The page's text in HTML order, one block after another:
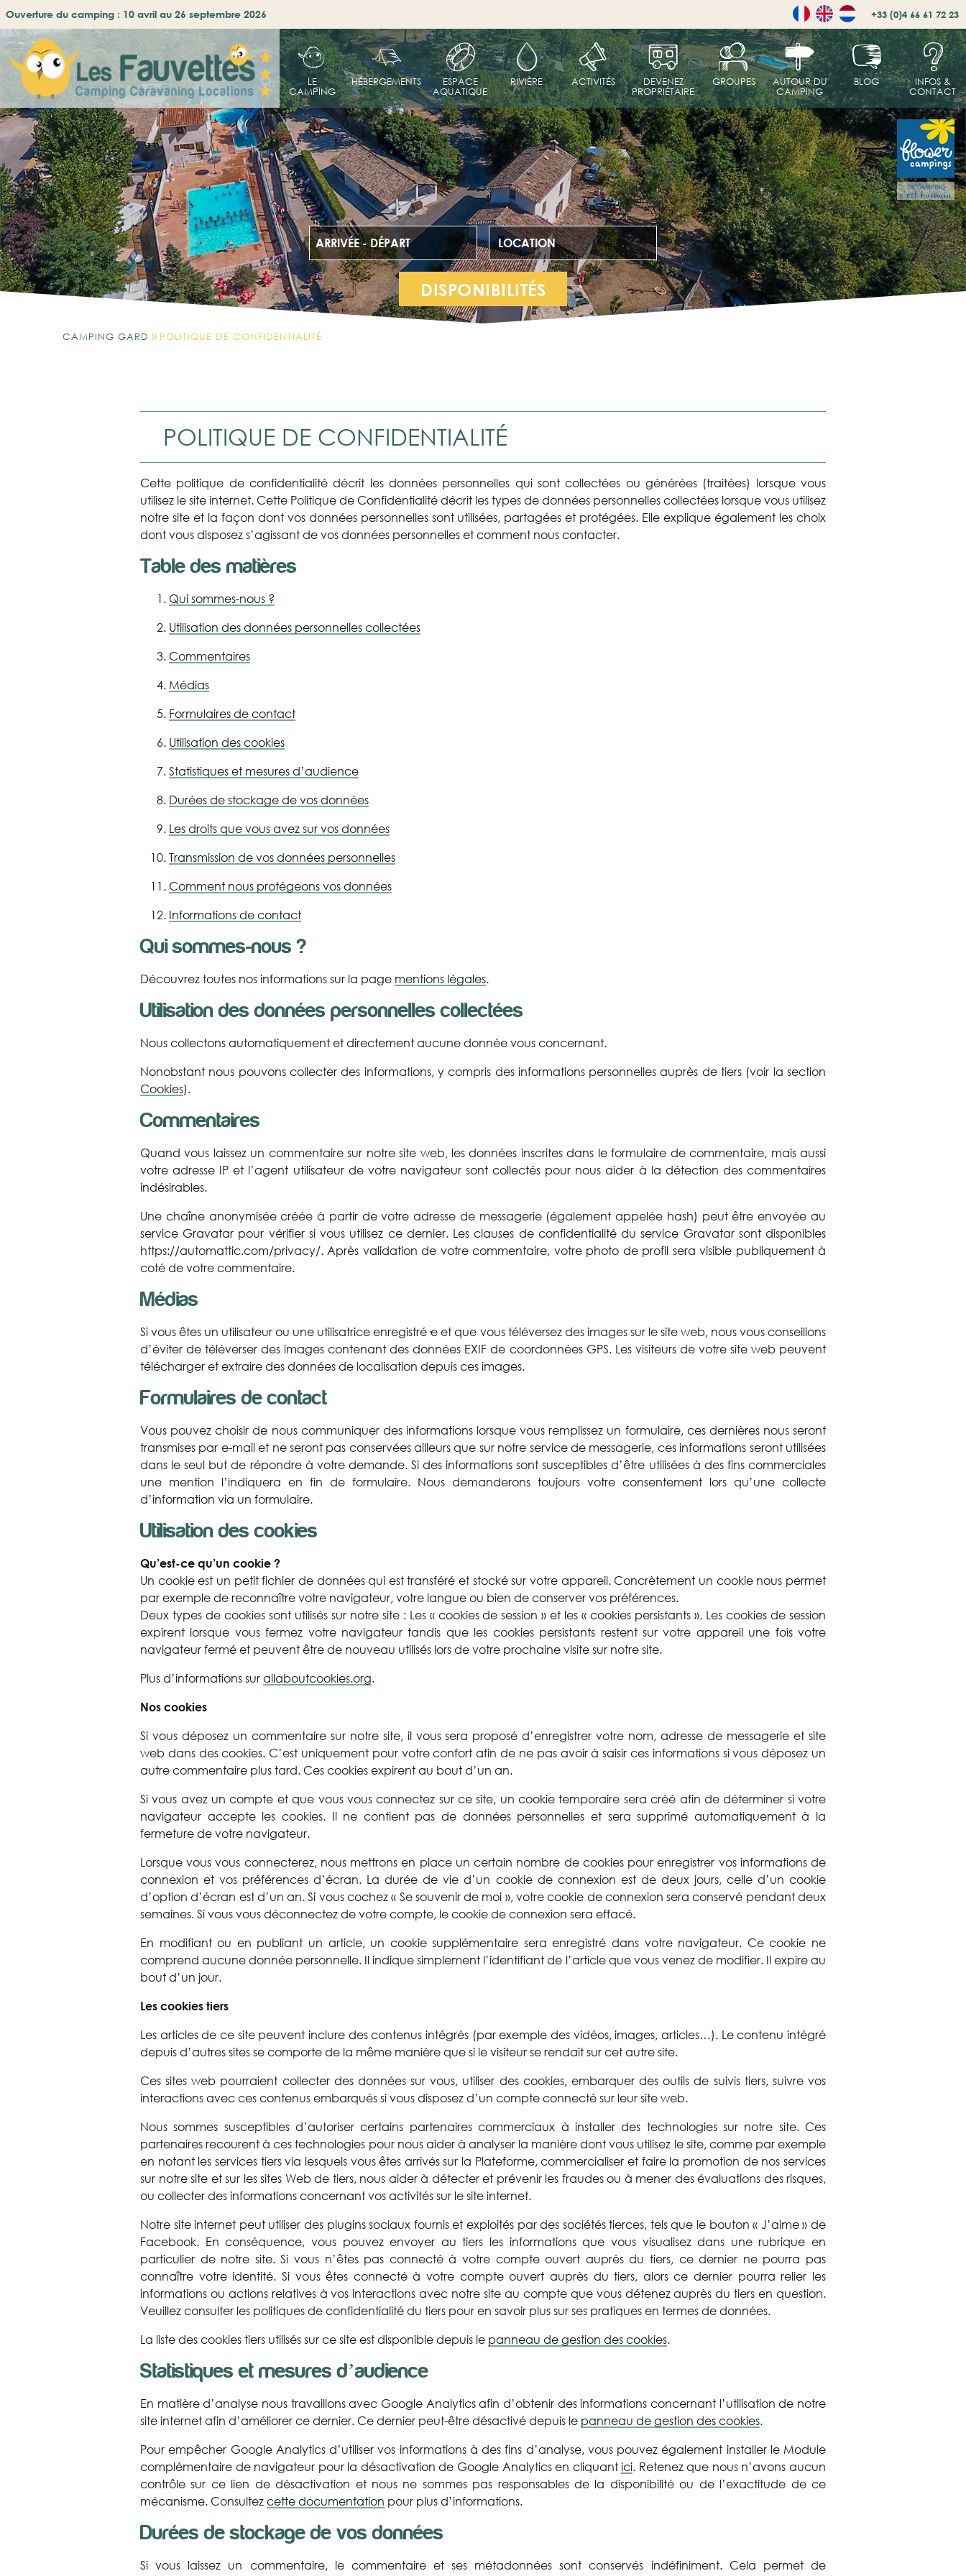
Ouverture du camping : 10 avril au 26 septembre 2026 +33 (0)4 66 61 72 23
LE
CAMPING
HÉBERGEMENTS
ESPACE
AQUATIQUE
RIVIÈRE ACTIVITÉS
DEVENEZ
PROPRIÉTAIRE
GROUPES
AUTOUR DU
CAMPING
BLOG
INFOS &
CONTACT
ARRIVÉE - DÉPART
CAMPING GARD » POLITIQUE DE CONFIDENTIALITÉ
POLITIQUE DE CONFIDENTIALITÉ
Cette politique de confidentialité décrit les données personnelles qui sont collectées ou générées (traitées) lorsque vous
utilisez le site internet. Cette Politique de Confidentialité décrit les types de données personnelles collectées lorsque vous utilisez
notre site et la façon dont vos données personnelles sont utilisées, partagées et protégées. Elle explique également les choix
dont vous disposez s’agissant de vos données personnelles et comment nous contacter.
Table des matières
Qui sommes-nous ?
Utilisation des données personnelles collectées
Commentaires
Médias
Formulaires de contact
Utilisation des cookies
Statistiques et mesures d’audience
Durées de stockage de vos données
Les droits que vous avez sur vos données
Transmission de vos données personnelles
Comment nous protégeons vos données
Informations de contact
Qui sommes-nous ?
Découvrez toutes nos informations sur la page mentions légales.
Utilisation des données personnelles collectées
Nous collectons automatiquement et directement aucune donnée vous concernant.
Nonobstant nous pouvons collecter des informations, y compris des informations personnelles auprès de tiers (voir la section
Cookies).
Commentaires
Quand vous laissez un commentaire sur notre site web, les données inscrites dans le formulaire de commentaire, mais aussi
votre adresse IP et l’agent utilisateur de votre navigateur sont collectés pour nous aider à la détection des commentaires
indésirables.
Une chaîne anonymisée créée à partir de votre adresse de messagerie (également appelée hash) peut être envoyée au
service Gravatar pour vérifier si vous utilisez ce dernier. Les clauses de confidentialité du service Gravatar sont disponibles
https://automattic.com/privacy/. Après validation de votre commentaire, votre photo de profil sera visible publiquement à
coté de votre commentaire.
Médias
Si vous êtes un utilisateur ou une utilisatrice enregistré·e et que vous téléversez des images sur le site web, nous vous conseillons
d’éviter de téléverser des images contenant des données EXIF de coordonnées GPS. Les visiteurs de votre site web peuvent
télécharger et extraire des données de localisation depuis ces images.
Formulaires de contact
Vous pouvez choisir de nous communiquer des informations lorsque vous remplissez un formulaire, ces dernières nous seront
transmises par e-mail et ne seront pas conservées ailleurs que sur notre service de messagerie, ces informations seront utilisées
dans le seul but de répondre à votre demande. Si des informations sont susceptibles d’être utilisées à des fins commerciales
une mention l’indiquera en fin de formulaire. Nous demanderons toujours votre consentement lors qu’une collecte
d’information via un formulaire.
Utilisation des cookies
Qu’est-ce qu’un cookie ?
Un cookie est un petit fichier de données qui est transféré et stocké sur votre appareil. Concrètement un cookie nous permet
par exemple de reconnaître votre navigateur, votre langue ou bien de conserver vos préférences.
Deux types de cookies sont utilisés sur notre site : Les « cookies de session » et les « cookies persistants ». Les cookies de session
expirent lorsque vous fermez votre navigateur tandis que les cookies persistants restent sur votre appareil une fois votre
navigateur fermé et peuvent être de nouveau utilisés lors de votre prochaine visite sur notre site.
Plus d’informations sur allaboutcookies.org.
Nos cookies
Si vous déposez un commentaire sur notre site, il vous sera proposé d’enregistrer votre nom, adresse de messagerie et site
web dans des cookies. C’est uniquement pour votre confort afin de ne pas avoir à saisir ces informations si vous déposez un
autre commentaire plus tard. Ces cookies expirent au bout d’un an.
Si vous avez un compte et que vous vous connectez sur ce site, un cookie temporaire sera créé afin de déterminer si votre
navigateur accepte les cookies. Il ne contient pas de données personnelles et sera supprimé automatiquement à la
fermeture de votre navigateur.
Lorsque vous vous connecterez, nous mettrons en place un certain nombre de cookies pour enregistrer vos informations de
connexion et vos préférences d’écran. La durée de vie d’un cookie de connexion est de deux jours, celle d’un cookie
d’option d’écran est d’un an. Si vous cochez « Se souvenir de moi », votre cookie de connexion sera conservé pendant deux
semaines. Si vous vous déconnectez de votre compte, le cookie de connexion sera effacé.
En modifiant ou en publiant un article, un cookie supplémentaire sera enregistré dans votre navigateur. Ce cookie ne
comprend aucune donnée personnelle. Il indique simplement l’identifiant de l’article que vous venez de modifier. Il expire au
bout d’un jour.
Les cookies tiers
Les articles de ce site peuvent inclure des contenus intégrés (par exemple des vidéos, images, articles…). Le contenu intégré
depuis d’autres sites se comporte de la même manière que si le visiteur se rendait sur cet autre site.
Ces sites web pourraient collecter des données sur vous, utiliser des cookies, embarquer des outils de suivis tiers, suivre vos
interactions avec ces contenus embarqués si vous disposez d’un compte connecté sur leur site web.
Nous sommes susceptibles d’autoriser certains partenaires commerciaux à installer des technologies sur notre site. Ces
partenaires recourent à ces technologies pour nous aider à analyser la manière dont vous utilisez le site, comme par exemple
en notant les services tiers via lesquels vous êtes arrivés sur la Plateforme, commercialiser et faire la promotion de nos services
sur notre site et sur les sites Web de tiers, nous aider à détecter et prévenir les fraudes ou à mener des évaluations des risques,
ou collecter des informations concernant vos activités sur le site internet.
Notre site internet peut utiliser des plugins sociaux fournis et exploités par des sociétés tierces, tels que le bouton « J’aime » de
Facebook. En conséquence, vous pouvez envoyer au tiers les informations que vous visualisez dans une rubrique en
particulier de notre site. Si vous n’êtes pas connecté à votre compte ouvert auprès du tiers, ce dernier ne pourra pas
connaître votre identité. Si vous êtes connecté à votre compte ouvert auprès du tiers, alors ce dernier pourra relier les
informations ou actions relatives à vos interactions avec notre site au compte que vous détenez auprès du tiers en question.
Veuillez consulter les politiques de confidentialité du tiers pour en savoir plus sur ses pratiques en termes de données.
La liste des cookies tiers utilisés sur ce site est disponible depuis le panneau de gestion des cookies.
Statistiques et mesures d’audience
En matière d’analyse nous travaillons avec Google Analytics afin d’obtenir des informations concernant l’utilisation de notre
site internet afin d’améliorer ce dernier. Ce dernier peut-être désactivé depuis le panneau de gestion des cookies.
Pour empêcher Google Analytics d’utiliser vos informations à des fins d’analyse, vous pouvez également installer le Module
complémentaire de navigateur pour la désactivation de Google Analytics en cliquantici. Retenez que nous n’avons aucun
contrôle sur ce lien de désactivation et nous ne sommes pas responsables de la disponibilité ou de l’exactitude de ce
mécanisme. Consultez cette documentation pour plus d’informations.
Durées de stockage de vos données
Si vous laissez un commentaire, le commentaire et ses métadonnées sont conservés indéfiniment. Cela permet de